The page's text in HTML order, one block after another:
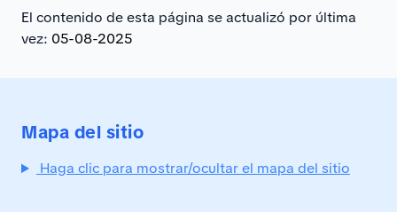
El contenido de esta página se actualizó por última
vez: 05-08-2025
Mapa del sitio
Haga clic para mostrar/ocultar el mapa del sitio